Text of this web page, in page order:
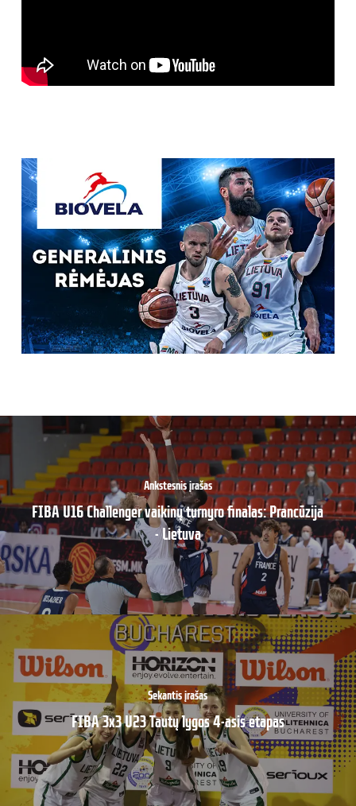
Ankstesnis įrašas
FIBA U16 Challenger vaikinų turnyro finalas: Prancūzija
- Lietuva
Sekantis įrašas
FIBA 3x3 U23 Tautų lygos 4-asis etapas